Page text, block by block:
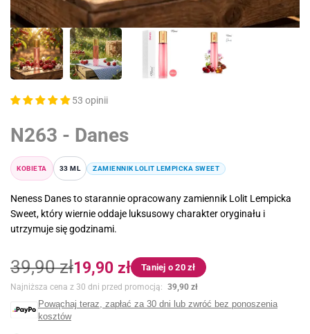
53 opinii
N263 - Danes
KOBIETA 33 ML ZAMIENNIK LOLIT LEMPICKA SWEET
Neness Danes to starannie opracowany zamiennik Lolit Lempicka
Sweet, który wiernie oddaje luksusowy charakter oryginału i
utrzymuje się godzinami.
Cena
regularna
39,90 złCena
promocyjna
19,90 zł Taniej o 20 zł
Najniższa cena z 30 dni przed promocją: 39,90 zł
Powąchaj teraz, zapłać za 30 dni lub zwróć bez ponoszenia
kosztów